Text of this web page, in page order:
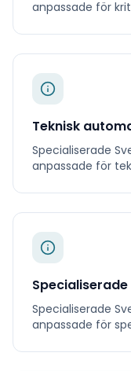
anpassade för
Teknisk
Specialiserade
anpassade för
Specialiserade
anpassade för